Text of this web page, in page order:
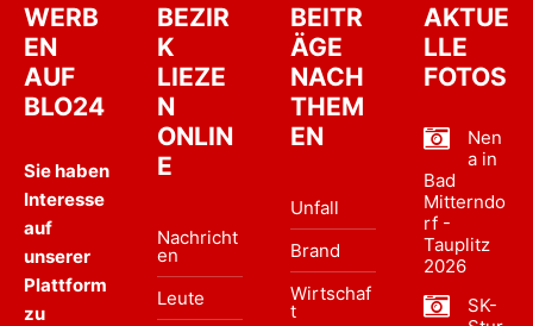
WERB
EN
AUF
BLO24
Sie haben
Interesse
auf
unserer
Plattform
zu
BEZIR
K
LIEZE
N
ONLIN
E
Nachricht
en
Leute
BEITR
ÄGE
NACH
THEM
EN
Unfall
Brand
Wirtschaf
t
AKTUE
LLE
FOTOS
Nen
a in
Bad
Mitterndo
rf -
Tauplitz
2026
SK-